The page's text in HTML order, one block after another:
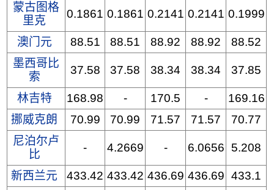
蒙古图格
里克
0.1861 0.1861 0.2141 0.2141 0.1999
澳门元 88.51 88.51 88.92 88.92
88.52
墨西哥比
索
37.58 37.58 38.34 38.34 37.85
林吉特 168.98 - 170.5 -
169.16
挪威克朗
70.99 70.99 71.57 71.57
70.77
尼泊尔卢
比
- 4.2669 - 6.0656 5.208
新西兰元 433.42 433.42 436.69 436.69 433.1